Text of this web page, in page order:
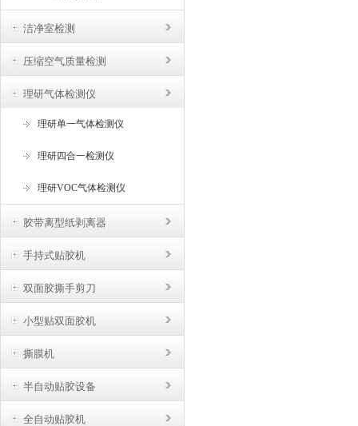
洁净室检测
压缩空气质量检测
理研气体检测仪
理研单一气体检测仪
理研四合一检测仪
理研VOC气体检测仪
胶带离型纸剥离器
手持式贴胶机
双面胶撕手剪刀
小型贴双面胶机
撕膜机
半自动贴胶设备
全自动贴胶机